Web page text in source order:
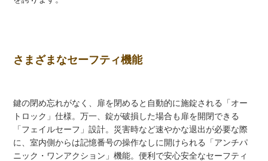
さまざまなセーフティ機能
鍵の閉め忘れがなく、扉を閉めると自動的に施錠される「オー
トロック」仕様。万一、錠が破損した場合も扉を開閉できる
「フェイルセーフ」設計。災害時など速やかな退出が必要な際
に、室内側からは記憶番号の操作なしに開けられる「アンチパ
ニック・ワンアクション」機能。便利で安心安全なセーフティ